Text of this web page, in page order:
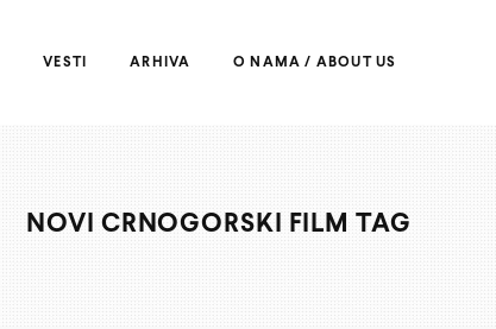
VESTI ARHIVA O NAMA / ABOUT US
NOVI CRNOGORSKI FILM TAG